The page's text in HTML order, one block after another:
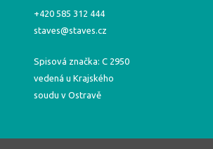
+420 585 312 444
staves@staves.cz
Spisová značka: C 2950
vedená u Krajského
soudu v Ostravě